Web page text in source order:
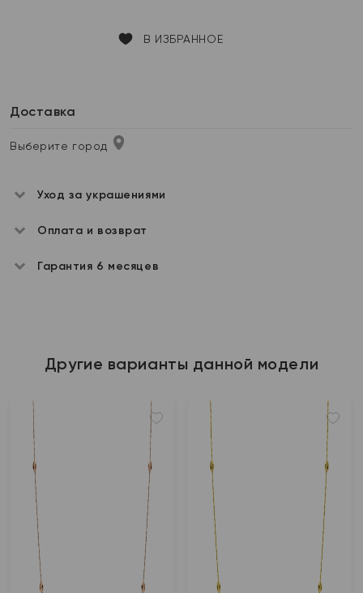
В ИЗБРАННОЕ
Доставка
Выберите город
Уход за украшениями
Оплата и возврат
Гарантия 6 месяцев
Другие варианты данной модели